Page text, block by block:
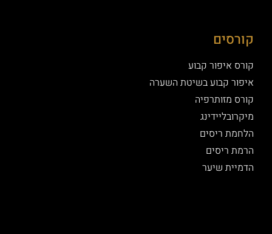
קורסים
קורס איפור קבוע
איפור קבוע בשיטת השערה
קורס מזותרפיה
מיקרובליידינג
הלחמת ריסים
הרמת ריסים
הדמיית שיער